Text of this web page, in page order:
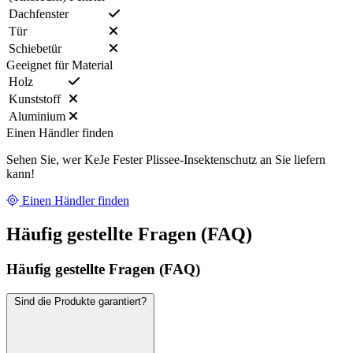
Dachfenster
Tür
Schiebetür
Geeignet für Material
Holz
Kunststoff
Aluminium
Einen Händler finden
Sehen Sie, wer KeJe Fester Plissee-Insektenschutz an Sie liefern
kann!
Einen Händler finden
Häufig gestellte Fragen (FAQ)
Häufig gestellte Fragen (FAQ)
Sind die Produkte garantiert?